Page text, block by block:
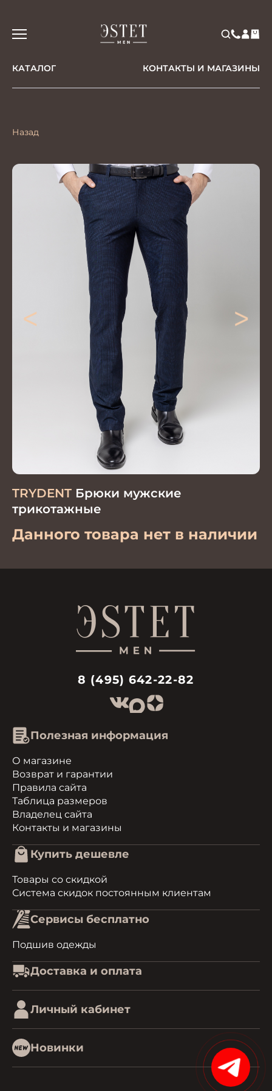
КАТАЛОГ КОНТАКТЫ И МАГАЗИНЫ
Назад
< >
TRYDENT Брюки мужские
трикотажные
Данного товара нет в наличии
8 (495) 642-22-82
Полезная информация
О магазине
Возврат и гарантии
Правила сайта
Таблица размеров
Владелец сайта
Контакты и магазины
Купить дешевле
Товары со скидкой
Система скидок постоянным клиентам
Сервисы бесплатно
Подшив одежды
Доставка и оплата
Личный кабинет
Новинки
15%